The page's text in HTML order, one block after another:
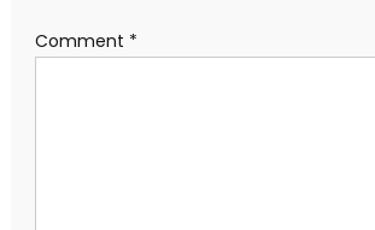
Comment *